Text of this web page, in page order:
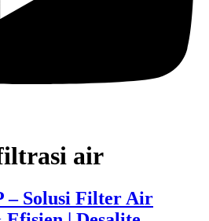
air
– Solusi Filter Air